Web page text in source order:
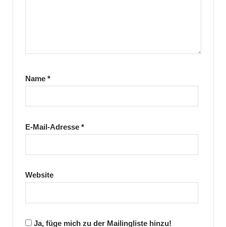
Name *
E-Mail-Adresse *
Website
Ja, füge mich zu der Mailingliste hinzu!